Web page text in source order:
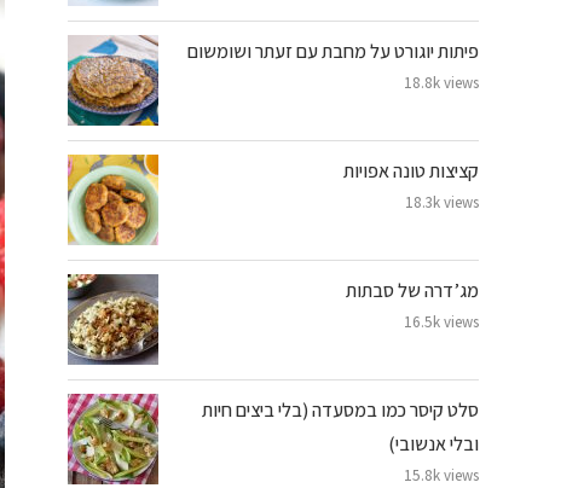
פיתות יוגורט על מחבת עם זעתר ושומשום
18.8k views
קציצות טונה אפויות
18.3k views
מג’דרה של סבתות
16.5k views
סלט קיסר כמו במסעדה (בלי ביצים חיות
ובלי אנשובי)
15.8k views